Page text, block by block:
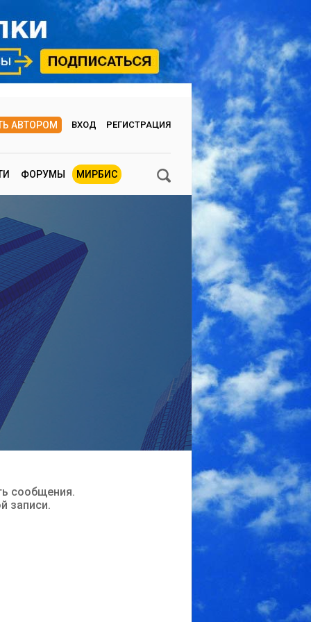
АВТОРОМ ВХОД РЕГИСТРАЦИЯ
ФОРУМЫ МИРБИС
сообщения.
записи.